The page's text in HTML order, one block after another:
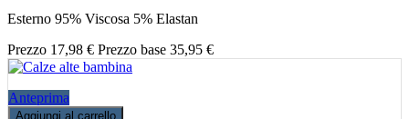
Esterno 95% Viscosa 5% Elastan
Prezzo 17,98 € Prezzo base 35,95 €
Anteprima
Aggiungi al carrello